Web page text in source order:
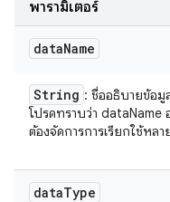
พารามิเตอร์
dataName
String : ชื่ออธิบายข้อมู
โปรดทราบว่า dataName
ต้องจัดการการเรียกใช้หล
dataType